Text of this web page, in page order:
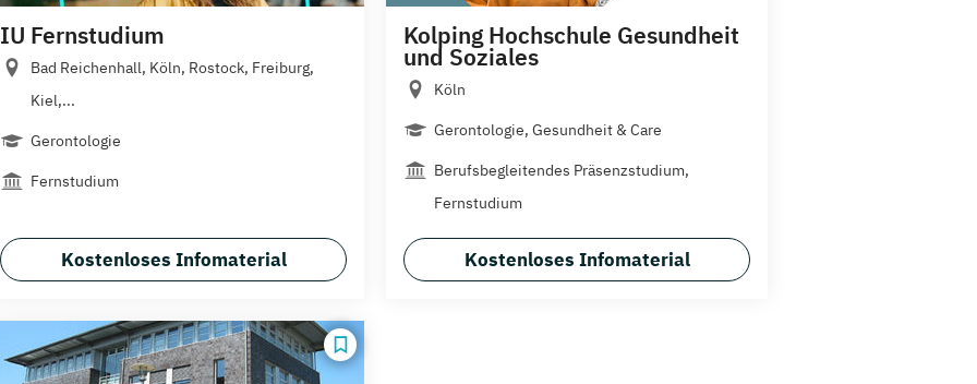
IU Fernstudium
Bad Reichenhall, Köln, Rostock, Freiburg,
Kiel,...
Gerontologie
Fernstudium
Kostenloses Infomaterial
Kolping Hochschule Gesundheit
und Soziales
Köln
Gerontologie, Gesundheit & Care
Berufsbegleitendes Präsenzstudium,
Fernstudium
Kostenloses Infomaterial